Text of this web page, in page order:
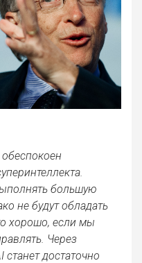
большую
не будут обладать
хорошо, если мы
Через
станет достаточно